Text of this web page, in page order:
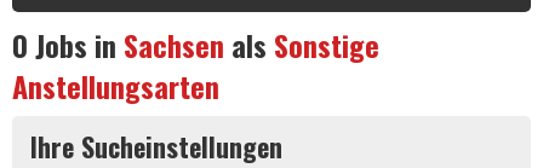
0Jobs in Sachsen als Sonstige
Anstellungsarten
Ihre Sucheinstellungen